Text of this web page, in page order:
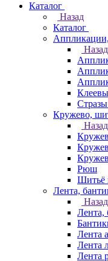
Каталог
Назад
Каталог
Назад
Кружево,
Назад
Рюш
Шитьё
Лента,
Назад
Лента,
Лента
Лента
Лента